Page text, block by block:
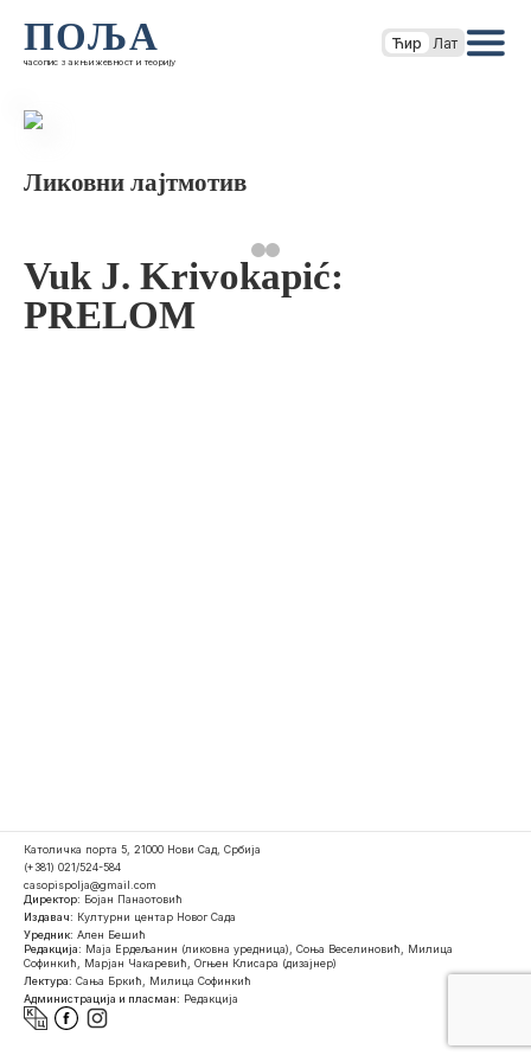
ПОЉА
часопис за књижевност и теорију
Ћир Лат
Ликовни лајтмотив
Vuk J. Krivokapić:
PRELOM
Католичка порта 5, 21000 Нови Сад, Србија
(+381) 021/524-584
casopispolja@gmail.com
Директор: Бојан Панаотовић
Издавач: Културни центар Новог Сада
Уредник: Ален Бешић
Редакција: Маја Ердељанин (ликовна уредница), Соња Веселиновић, Милица
Софинкић, Марјан Чакаревић, Огњен Клисара (дизајнер)
Лектура: Сања Бркић, Милица Софинкић
Администрација и пласман: Редакција